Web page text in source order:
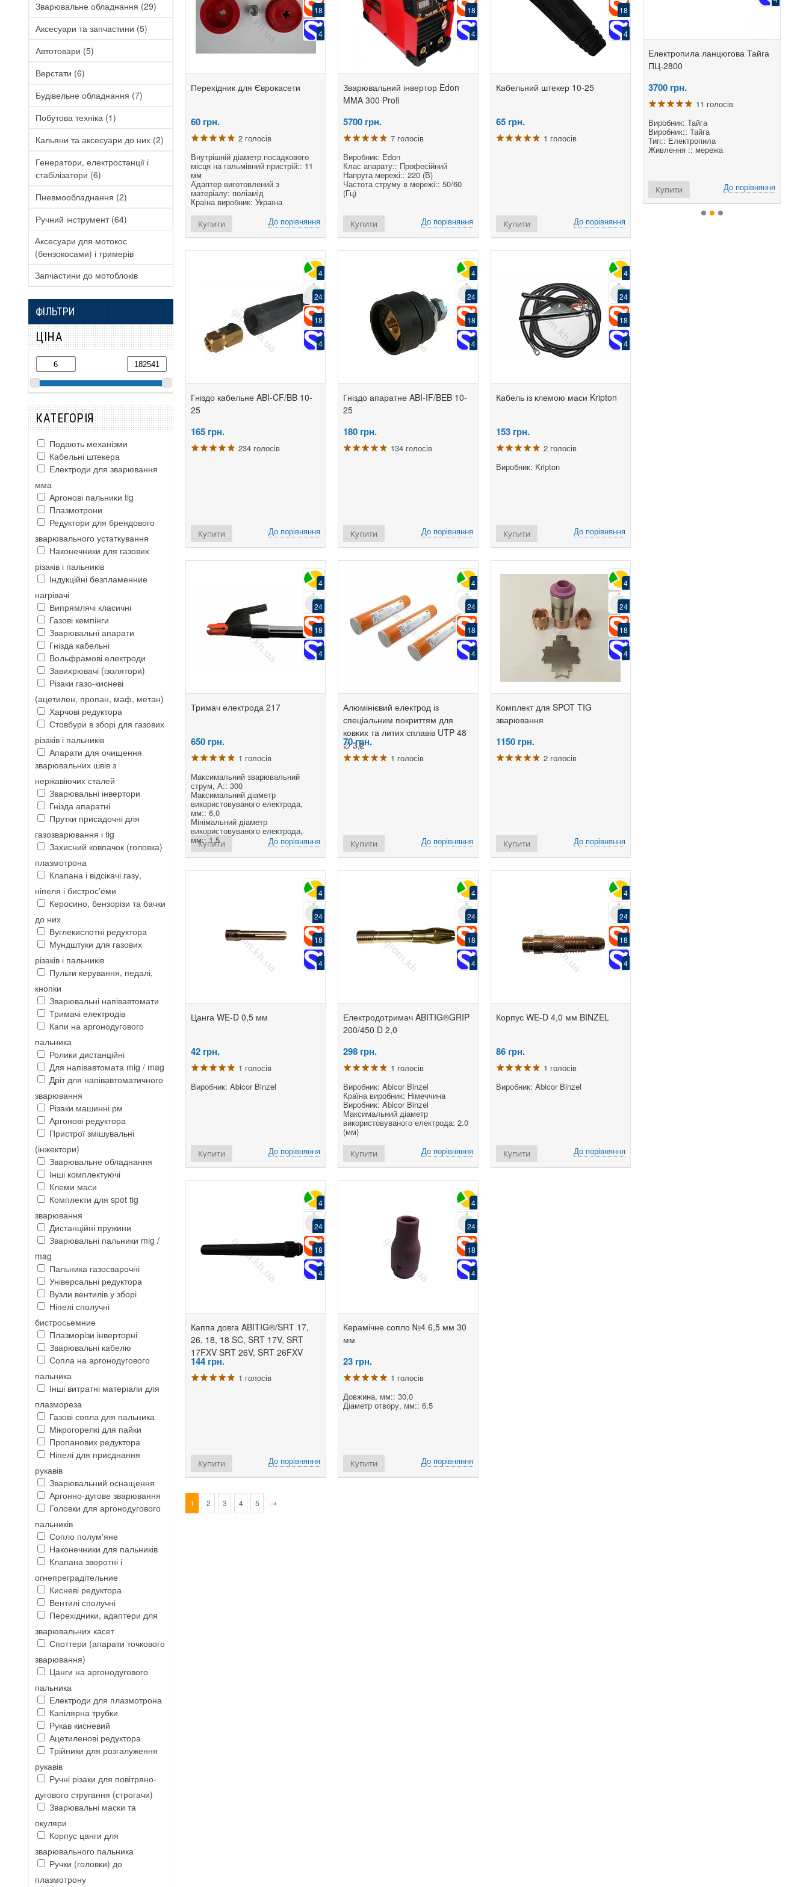
Зварювальне обладнання (29)
Аксесуари та запчастини (5)
Автотовари (5)
Верстати (6)
Будівельне обладнання (7)
Побутова техніка (1)
Кальяни та аксесуари до них (2)
Генератори, електростанції і
стабілізатори (6)
Пневмообладнання (2)
Ручний інструмент (64)
Аксесуари для мотокос
(бензокосами) і тримерів
Запчастини до мотоблоків
ФІЛЬТРИ
ЦІНА
КАТЕГОРІЯ
Подають механізми
Кабельні штекера
Електроди для зварювання
мма
Аргонові пальники tig
Плазмотрони
Редуктори для брендового
зварювального устаткування
Наконечники для газових
різаків і пальників
Індукційні безпламенние
нагрівачі
Випрямлячі класичні
Газові кемпінги
Зварювальні апарати
Гнізда кабельні
Вольфрамові електроди
Завихрювачі (ізолятори)
Різаки газо-кисневі
(ацетилен, пропан, маф, метан)
Харчові редуктора
Стовбури в зборі для газових
різаків і пальників
Апарати для очищення
зварювальних швів з
нержавіючих сталей
Зварювальні інвертори
Гнізда апаратні
Прутки присадочні для
газозварювання і tig
Захисний ковпачок (головка)
плазмотрона
Клапана і відсікачі газу,
ніпеля і бистрос'ёми
Керосино, бензорізи та бачки
до них
Вуглекислотні редуктора
Мундштуки для газових
різаків і пальників
Пульти керування, педалі,
кнопки
Зварювальні напівавтомати
Тримачі електродів
Капи на аргонодугового
пальника
Ролики дистанційні
Для напівавтомата mig / mag
Дріт для напівавтоматичного
зварювання
Різаки машинні рм
Аргонові редуктора
Пристрої змішувальні
(інжектори)
Зварювальне обладнання
Інші комплектуючі
Клеми маси
Комплекти для spot tig
зварювання
Дистанційні пружини
Зварювальні пальники mig /
mag
Пальника газосварочні
Універсальні редуктора
Вузли вентилів у зборі
Ніпелі сполучні
бистросьемние
Плазморізи інверторні
Зварювальні кабелю
Сопла на аргонодугового
пальника
Інші витратні матеріали для
плазмореза
Газові сопла для пальника
Мікрогорелкі для пайки
Пропанових редуктора
Ніпелі для приєднання
рукавів
Зварювальний оснащення
Аргонно-дугове зварювання
Головки для аргонодугового
пальників
Сопло полум'яне
Наконечники для пальників
Клапана зворотні і
огнепреградітельние
Кисневі редуктора
Вентилі сполучні
Перехідники, адаптери для
зварювальних касет
Споттери (апарати точкового
зварювання)
Цанги на аргонодугового
пальника
Електроди для плазмотрона
Капілярна трубки
Рукав кисневий
Ацетиленові редуктора
Трійники для розгалуження
рукавів
Ручні різаки для повітряно-
дугового стругання (строгачи)
Зварювальні маски та
окуляри
Корпус цанги для
зварювального пальника
Ручки (головки) до
плазмотрону
18
4
Перехідник для Єврокасети
60 грн.
2 голосів
Внутрішній діаметр посадкового
місця на гальмівний пристрій:: 11
мм
Адаптер виготовлений з
матеріалу: поліамід
Країна виробник: Україна
До порівняння
Купити
18
4
Зварювальний інвертор Edon
MMA 300 Profi
5700 грн.
7 голосів
Виробник: Edon
Клас апарату:: Професійний
Напруга мережі:: 220 (В)
Частота струму в мережі:: 50/60
(Гц)
До порівняння
Купити
18
4
Кабельний штекер 10-25
65 грн.
1 голосів
До порівняння
Купити
4
24
18
4
Гніздо кабельне ABI-CF/BB 10-
25
165 грн.
234 голосів
До порівняння
Купити
4
24
18
4
Гніздо апаратне ABI-IF/BEB 10-
25
180 грн.
134 голосів
До порівняння
Купити
4
24
18
4
Кабель із клемою маси Kripton
153 грн.
2 голосів
Виробник: Kripton
До порівняння
Купити
4
24
18
4
Тримач електрода 217
650 грн.
1 голосів
Максимальний зварювальний
струм, А:: 300
Максимальний діаметр
використовуваного електрода,
мм:: 6,0
Мінімальний діаметр
використовуваного електрода,
мм:: 1,5 До порівняння
Купити
4
24
18
4
Алюмінієвий електрод із
спеціальним покриттям для
ковких та литих сплавів UTP 48
∅ 3,2
70грн.
1 голосів
До порівняння
Купити
4
24
18
4
Комплект для SPOT TIG
зварювання
1150 грн.
2 голосів
До порівняння
Купити
4
24
18
4
Цанга WE-D 0,5 мм
42 грн.
1 голосів
Виробник: Abicor Binzel
До порівняння
Купити
4
24
18
4
Електродотримач ABITIG®GRIP
200/450 D 2,0
298 грн.
1 голосів
Виробник: Abicor Binzel
Країна виробник: Німеччина
Виробник: Abicor Binzel
Максимальний діаметр
використовуваного електрода: 2.0
(мм)
До порівняння
Купити
4
24
18
4
Корпус WE-D 4,0 мм BINZEL
86 грн.
1 голосів
Виробник: Abicor Binzel
До порівняння
Купити
4
24
18
4
Каппа довга ABITIG®/SRT 17,
26, 18, 18 SC, SRT 17V, SRT
17FXV SRT 26V, SRT 26FXV
144 грн.
1 голосів
До порівняння
Купити
4
24
18
4
Керамічне сопло №4 6,5 мм 30
мм
23 грн.
1 голосів
Довжина, мм:: 30,0
Діаметр отвору, мм:: 6,5
До порівняння
Купити
1 2 3 4 5 →
Електропила ланцюгова Кедр
3570грн.
11 голосів
Живлення :: від мережі
2800 (3,6)
До порівняння
Купити
Електропила ланцюгова
ProCraft K2600
3550грн.
Живлення :: мережа
2600 (3,54)
Купити
Електропила ланцюгова Тайга
3700грн.
Виробник:: Тайга
Тип:: Електропила
До порівняння
Електропила ланцюгова Кедр
ПЦ-2800
3570
11 голосів
Виробник: Кедр
Тип:: Електропила
Живлення :: від мережі
Потужність двигуна, Вт (к.с.) ::
2800 (3,6)
До порівняння
Купити